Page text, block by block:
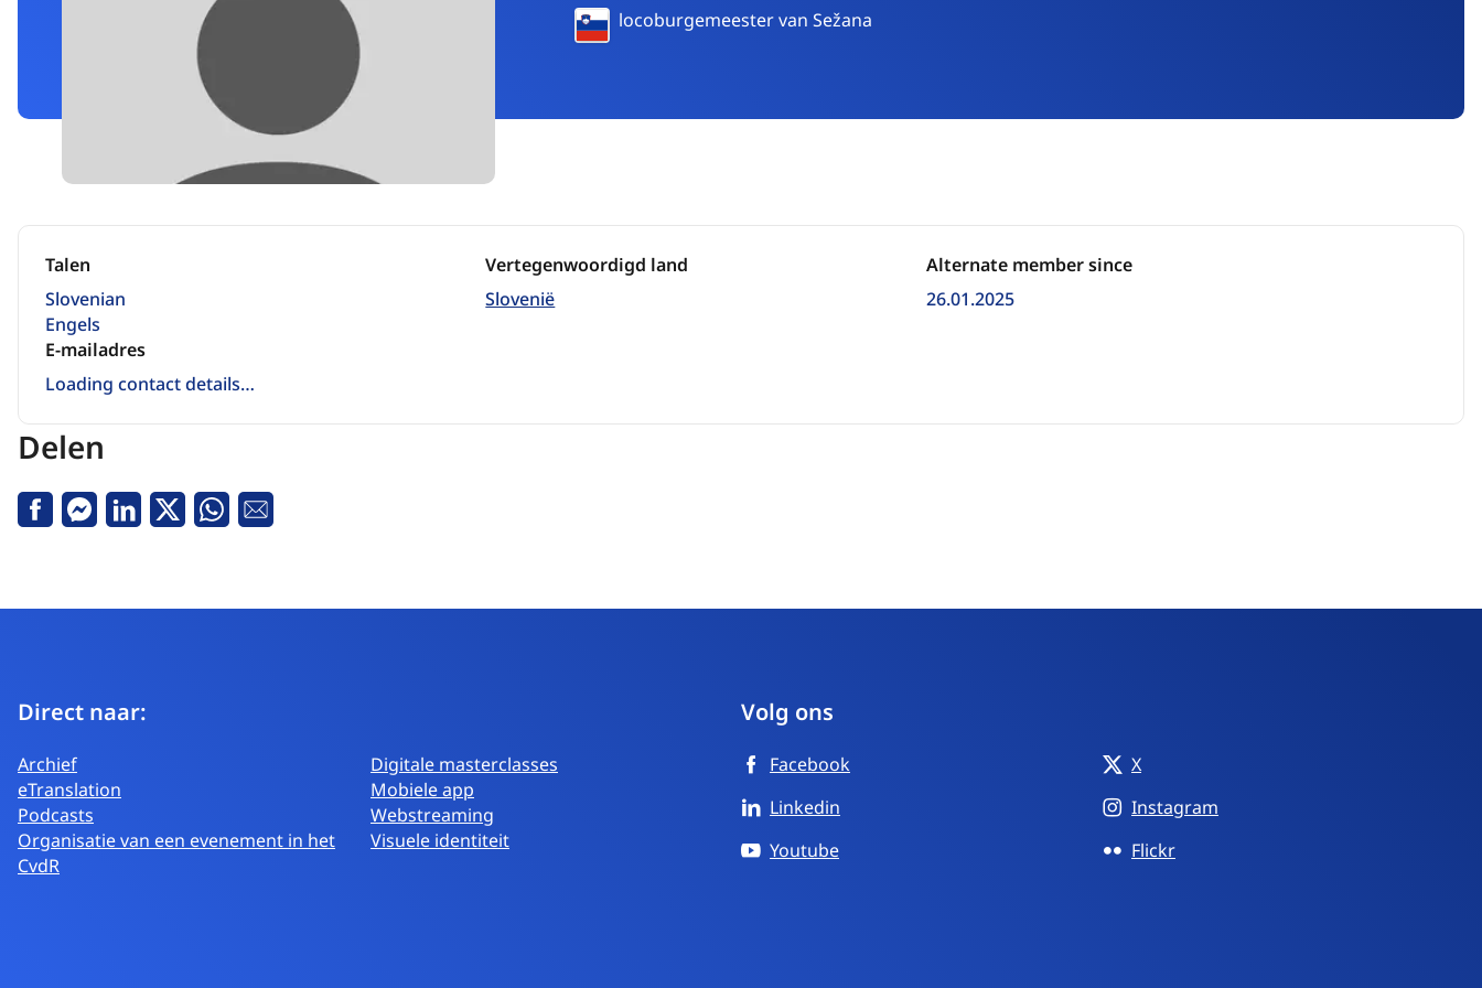
Sloveniëlocoburgemeester van Sežana
Talen
Slovenian
Engels
Vertegenwoordigd land
Slovenië
Alternate member since
26.01.2025
E-mailadres
Loading contact details…
Delen
FacebookMessenger
LinkedinTwitterWhatsapp
E-
Direct naar:
Archief
Digitale masterclasses
eTranslation
Mobiele app
Podcasts
Webstreaming
Organisatie van een evenement in het
CvdR
Visuele identiteit
Volg ons
Facebook
X
Linkedin
Instagram
Youtube
Flickr